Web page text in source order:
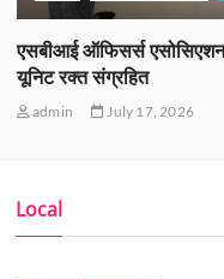
एसबीआई ऑफिसर्स एसोसिएशन
यूनिट रक्त संग्रहित
admin July 17, 2026
Local